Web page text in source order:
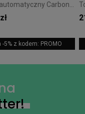
Parasol automatyczny Carbonsteel Magic Doppler Magic Pomarańczowy
-5% z kodem: PROMO